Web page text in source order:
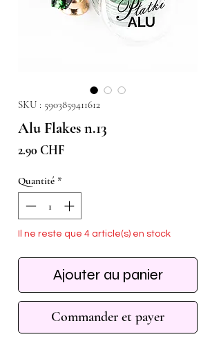
SKU : 5903859411612
Alu Flakes n.13
2.90 CHFPrix
Quantité *
Il ne reste que 4 article(s) en stock
Ajouter au panier
Commander et payer